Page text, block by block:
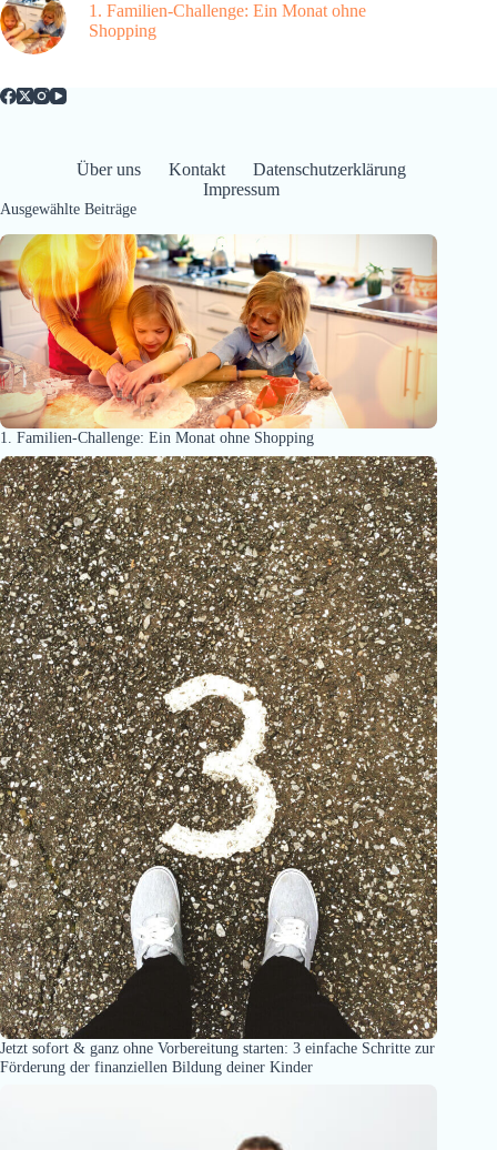
1. Familien-Challenge: Ein Monat ohne
Shopping
Über uns Kontakt
Datenschutzerklärung
Impressum
Ausgewählte Beiträge
1. Familien-Challenge: Ein Monat ohne Shopping
Jetzt sofort & ganz ohne Vorbereitung starten: 3 einfache Schritte zur
Förderung der finanziellen Bildung deiner Kinder